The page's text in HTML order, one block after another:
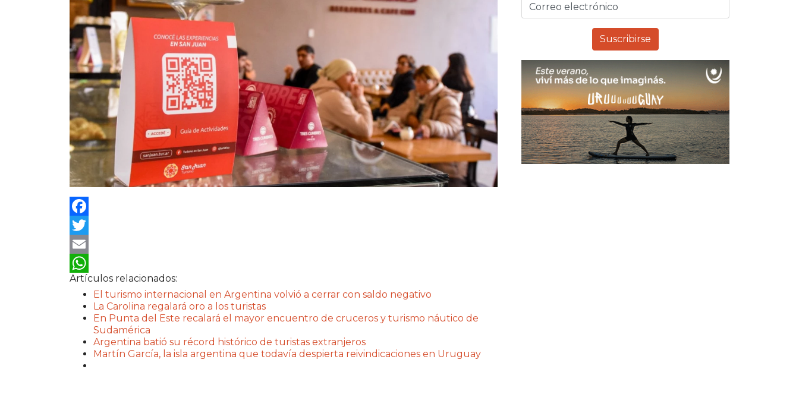
Facebook
Twitter
Email
WhatsApp
Artículos relacionados:
El turismo internacional en Argentina volvió a cerrar con saldo negativo
La Carolina regalará oro a los turistas
En Punta del Este recalará el mayor encuentro de cruceros y turismo náutico de
Sudamérica
Argentina batió su récord histórico de turistas extranjeros
Martín García, la isla argentina que todavía despierta reivindicaciones en Uruguay